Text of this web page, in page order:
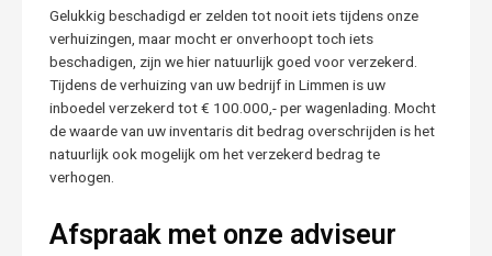
Gelukkig beschadigd er zelden tot nooit iets tijdens onze
verhuizingen, maar mocht er onverhoopt toch iets
beschadigen, zijn we hier natuurlijk goed voor verzekerd.
Tijdens de verhuizing van uw bedrijf in Limmen is uw
inboedel verzekerd tot € 100.000,- per wagenlading. Mocht
de waarde van uw inventaris dit bedrag overschrijden is het
natuurlijk ook mogelijk om het verzekerd bedrag te
verhogen.
Afspraak met onze adviseur